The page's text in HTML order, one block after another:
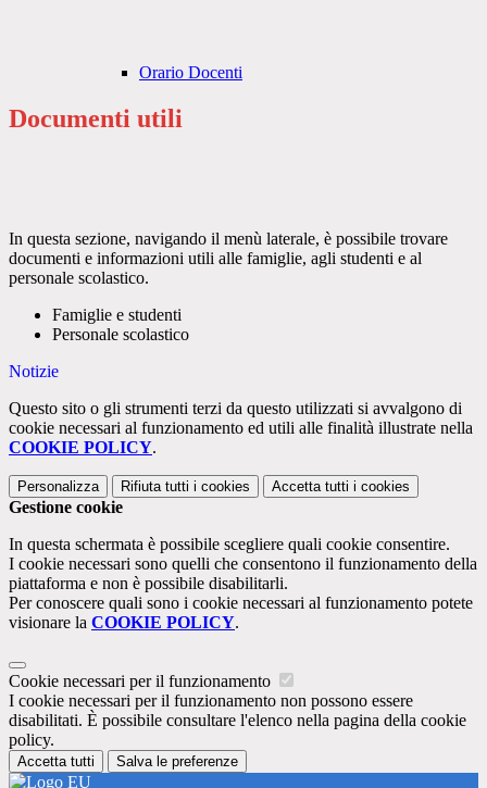
Orario Docenti
Documenti utili
In questa sezione, navigando il menù laterale, è possibile trovare
documenti e informazioni utili alle famiglie, agli studenti e al
personale scolastico.
Famiglie e studenti
Personale scolastico
Notizie
Questo sito o gli strumenti terzi da questo utilizzati si avvalgono di
cookie necessari al funzionamento ed utili alle finalità illustrate nella
COOKIE POLICY.
Personalizza Rifiuta tutti i cookies Accetta tutti i cookies
Gestione cookie
In questa schermata è possibile scegliere quali cookie consentire.
I cookie necessari sono quelli che consentono il funzionamento della
piattaforma e non è possibile disabilitarli.
Per conoscere quali sono i cookie necessari al funzionamento potete
visionare la COOKIE POLICY.
Cookie necessari per il funzionamento
I cookie necessari per il funzionamento non possono essere
disabilitati. È possibile consultare l'elenco nella pagina della cookie
policy.
Accetta tutti Salva le preferenze